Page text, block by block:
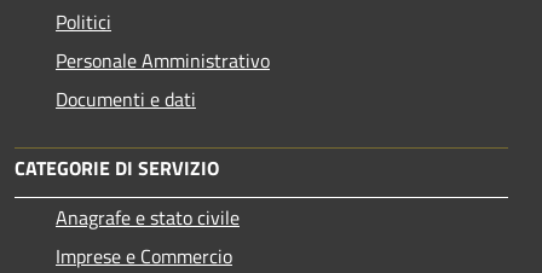
Politici
Personale Amministrativo
Documenti e dati
CATEGORIE DI SERVIZIO
Anagrafe e stato civile
Imprese e Commercio